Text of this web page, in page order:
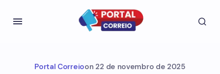
Portal Correioon 22 de novembro de 2025